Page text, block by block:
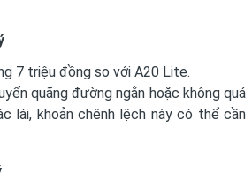
7 triệu đồng so với A20 Lite.
quãng đường ngắn hoặc không quá
lái, khoản chênh lệch này có thể cần